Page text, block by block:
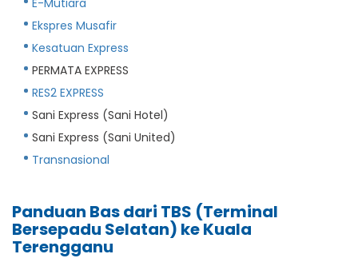
Ekspres Musafir
Kesatuan Express
PERMATA EXPRESS
RES2 EXPRESS
Sani Express (Sani Hotel)
Sani Express (Sani United)
Transnasional
Panduan Bas dari TBS (Terminal
Bersepadu Selatan) ke Kuala
Terengganu